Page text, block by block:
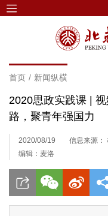
首页 / 新闻纵横
2020思政实践课 |
路，聚青年强国力
2020/08/19
信息来源：
编辑：麦洛